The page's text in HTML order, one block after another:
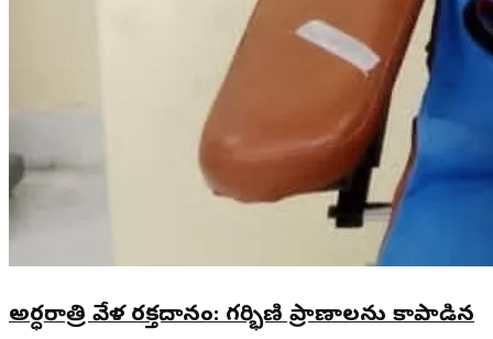
అర్ధరాత్రి వేళ రక్తదానం: గర్భిణి ప్రాణాలను కాపాడిన